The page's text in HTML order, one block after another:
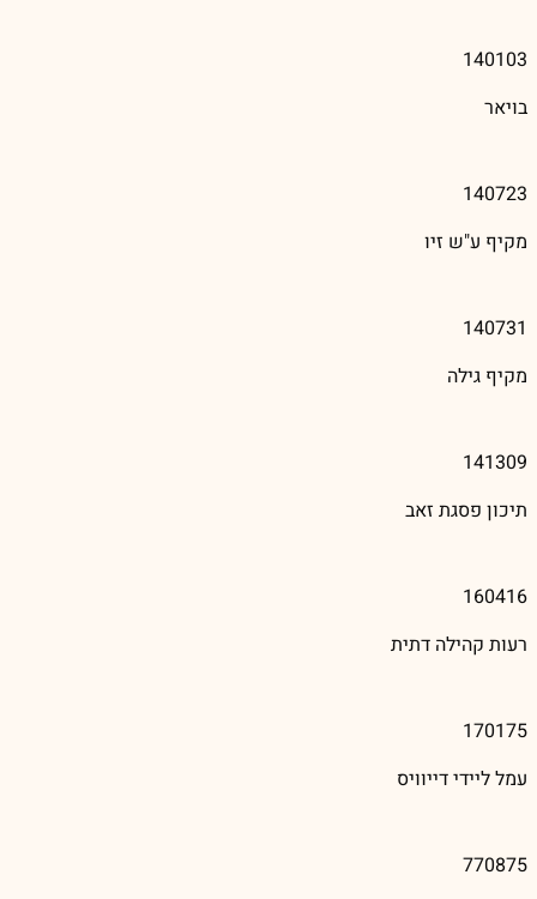
140103
בויאר
140723
מקיף ע"ש זיו
140731
מקיף גילה
141309
תיכון פסגת זאב
160416
רעות קהילה דתית
170175
עמל ליידי דייוויס
770875